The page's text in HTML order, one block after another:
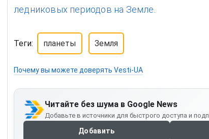
ледниковых периодов на Земле.
Теги: планеты Земля
Почему вы можете доверять Vesti-UA
Читайте без шума в Google News
Добавьте в источники для быстрого доступа и
Добавить